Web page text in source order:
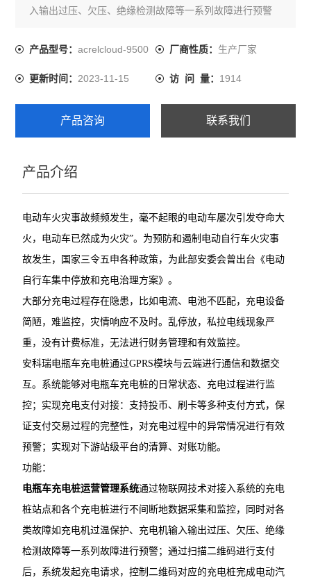
Acrel-2000 电力监控系统
入输出过压、欠压、绝缘检测故障等一系列故障进行预警
产品型号：acrelcloud-9500 厂商性质： 生产厂家
更新时间：2023-11-15 访 问 量： 1914
产品咨询 联系我们
产品介绍
电动车火灾事故频频发生，毫不起眼的电动车屡次引发夺命大
火，电动车已然成为火灾”。为预防和遏制电动自行车火灾事
故发生，国家三令五申各种政策，为此部安委会曾出台《电动
自行车集中停放和充电治理方案》。
大部分充电过程存在隐患，比如电流、电池不匹配，充电设备
简陋，难监控，灾情响应不及时。乱停放，私拉电线现象严
重，没有计费标准，无法进行财务管理和有效监控。
安科瑞电瓶车充电桩通过GPRS模块与云端进行通信和数据交
互。系统能够对电瓶车充电桩的日常状态、充电过程进行监
控；实现充电支付对接：支持投币、刷卡等多种支付方式，保
证支付交易过程的完整性，对充电过程中的异常情况进行有效
预警；实现对下游站级平台的清算、对账功能。
功能：
电瓶车充电桩运营管理系统通过物联网技术对接入系统的充电
桩站点和各个充电桩进行不间断地数据采集和监控，同时对各
类故障如充电机过温保护、充电机输入输出过压、欠压、绝缘
检测故障等一系列故障进行预警；通过扫描二维码进行支付
后，系统发起充电请求，控制二维码对应的充电桩完成电动汽